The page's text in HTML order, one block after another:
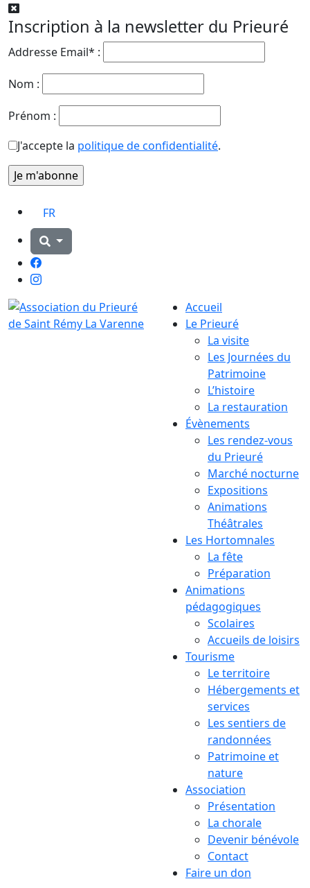
Inscription à la newsletter du Prieuré
Addresse Email* :
Nom :
Prénom :
J'accepte la politique de confidentialité.
FR
Facebook
Instagram
Accueil
Le Prieuré
La visite
Les Journées du
Patrimoine
L’histoire
La restauration
Évènements
Les rendez-vous
du Prieuré
Marché nocturne
Expositions
Animations
Théâtrales
Les Hortomnales
La fête
Préparation
Animations
pédagogiques
Scolaires
Accueils de loisirs
Tourisme
Le territoire
Hébergements et
services
Les sentiers de
randonnées
Patrimoine et
nature
Association
Présentation
La chorale
Devenir bénévole
Contact
Faire un don